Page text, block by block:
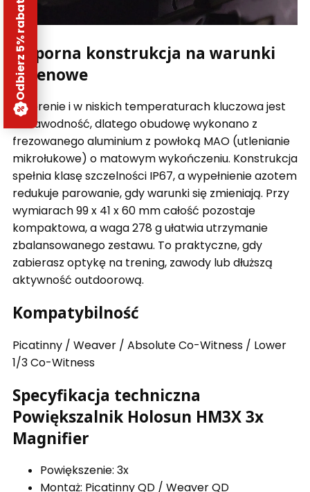
Odporna konstrukcja na warunki
terenowe
W terenie i w niskich temperaturach kluczowa jest
niezawodność, dlatego obudowę wykonano z
frezowanego aluminium z powłoką MAO (utlenianie
mikrołukowe) o matowym wykończeniu. Konstrukcja
spełnia klasę szczelności IP67, a wypełnienie azotem
redukuje parowanie, gdy warunki się zmieniają. Przy
wymiarach 99 x 41 x 60 mm całość pozostaje
kompaktowa, a waga 278 g ułatwia utrzymanie
zbalansowanego zestawu. To praktyczne, gdy
zabierasz optykę na trening, zawody lub dłuższą
aktywność outdoorową.
Kompatybilność
Picatinny / Weaver / Absolute Co-Witness / Lower
1/3 Co-Witness
Specyfikacja techniczna
Powiększalnik Holosun HM3X 3x
Magnifier
Powiększenie: 3x
Montaż: Picatinny QD / Weaver QD
Odbierz 5% rabatu